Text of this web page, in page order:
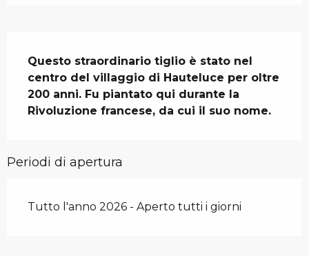
Questo straordinario tiglio è stato nel
centro del villaggio di Hauteluce per oltre
200 anni. Fu piantato qui durante la
Rivoluzione francese, da cui il suo nome.
Periodi di apertura
Tutto l'anno 2026 - Aperto tutti i giorni